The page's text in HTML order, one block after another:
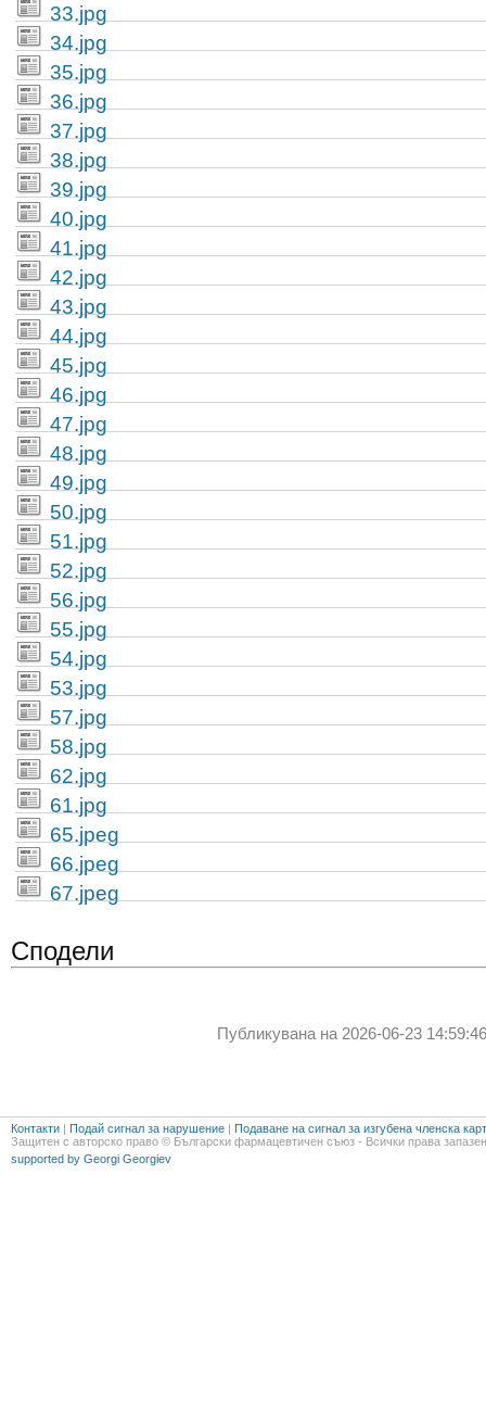
33.jpg
34.jpg
35.jpg
36.jpg
37.jpg
38.jpg
39.jpg
40.jpg
41.jpg
42.jpg
43.jpg
44.jpg
45.jpg
46.jpg
47.jpg
48.jpg
49.jpg
50.jpg
51.jpg
52.jpg
56.jpg
55.jpg
54.jpg
53.jpg
57.jpg
58.jpg
62.jpg
61.jpg
65.jpeg
66.jpeg
67.jpeg
Сподели
Публикувана на 2026-06-23
Контакти | Подай сигнал за нарушение | Подаване на сигнал за изгубена членска
Защитен с авторско право © Български фармацевтичен съюз - Всички права
supported by Georgi Georgiev